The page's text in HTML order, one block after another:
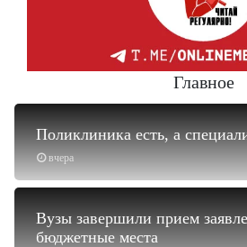
Главное
вчера
Поликлиника есть, а
Вузы завершили прием
бюджетные места